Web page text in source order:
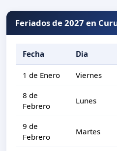
Feriados de 2027 en
Fecha Dia
1 de Enero Viernes
8 de
Febrero
Lunes
9 de
Febrero
Martes